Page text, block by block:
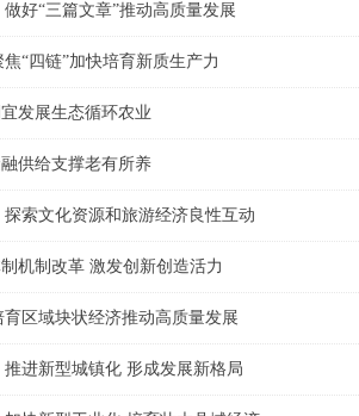
好“三篇文章”推动高质量发展
“四链”加快培育新质生产力
发展生态循环农业
供给支撑老有所养
索文化资源和旅游经济良性互动
机制改革 激发创新创造活力
区域块状经济推动高质量发展
进新型城镇化 形成发展新格局